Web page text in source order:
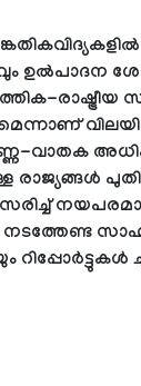
ഉല്‍പാദന
രാഷ്ട്രീയ
വാതക
രാജ്യങ്ങള്‍